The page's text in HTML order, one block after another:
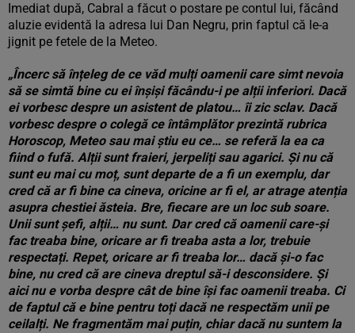
Imediat după, Cabral a făcut o postare pe contul lui, făcând
aluzie evidentă la adresa lui Dan Negru, prin faptul că le-a
jignit pe fetele de la Meteo.
„Încerc să înțeleg de ce văd mulți oamenii care simt nevoia
să se simtă bine cu ei înșiși făcându-i pe alții inferiori. Dacă
ei vorbesc despre un asistent de platou… îi zic sclav. Dacă
vorbesc despre o colegă ce întâmplător prezintă rubrica
Horoscop, Meteo sau mai știu eu ce… se referă la ea ca
fiind o fufă. Alții sunt fraieri, jerpeliți sau agarici. Și nu că
sunt eu mai cu moț, sunt departe de a fi un exemplu, dar
cred că ar fi bine ca cineva, oricine ar fi el, ar atrage atenția
asupra chestiei ăsteia. Bre, fiecare are un loc sub soare.
Unii sunt șefi, alții… nu sunt. Dar cred că oamenii care-și
fac treaba bine, oricare ar fi treaba asta a lor, trebuie
respectați. Repet, oricare ar fi treaba lor… dacă și-o fac
bine, nu cred că are cineva dreptul să-i desconsidere. Și
aici nu e vorba despre cât de bine își fac oamenii treaba. Ci
de faptul că e bine pentru toți dacă ne respectăm unii pe
ceilalți. Ne fragmentăm mai puțin, chiar dacă nu suntem la